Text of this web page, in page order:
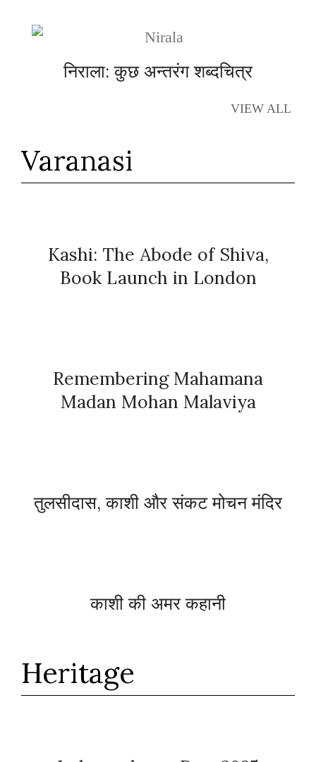
निराला: कुछ अन्तरंग शब्दचित्र
VIEW ALL
Varanasi
Kashi: The Abode of Shiva,
Book Launch in London
Remembering Mahamana
Madan Mohan Malaviya
तुलसीदास, काशी और संकट मोचन मंदिर
काशी की अमर कहानी
Heritage